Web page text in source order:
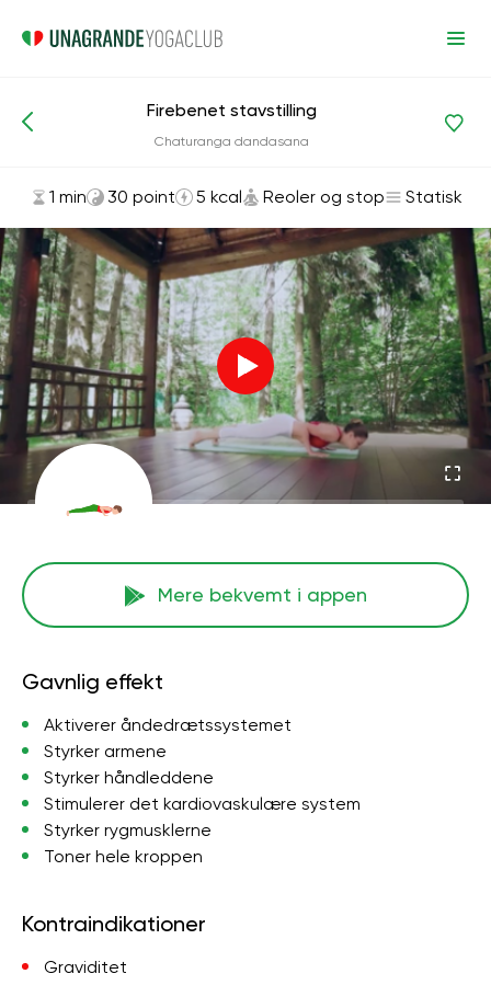
Asanas og øvelser Reoler og stop
Firebenet stavstilling
Chaturanga dandasana
1 min 30 point 5 kcal Reoler og stop Statisk
Mere bekvemt i appen
Gavnlig effekt
Aktiverer åndedrætssystemet
Styrker armene
Styrker håndleddene
Stimulerer det kardiovaskulære system
Styrker rygmusklerne
Toner hele kroppen
Kontraindikationer
Graviditet